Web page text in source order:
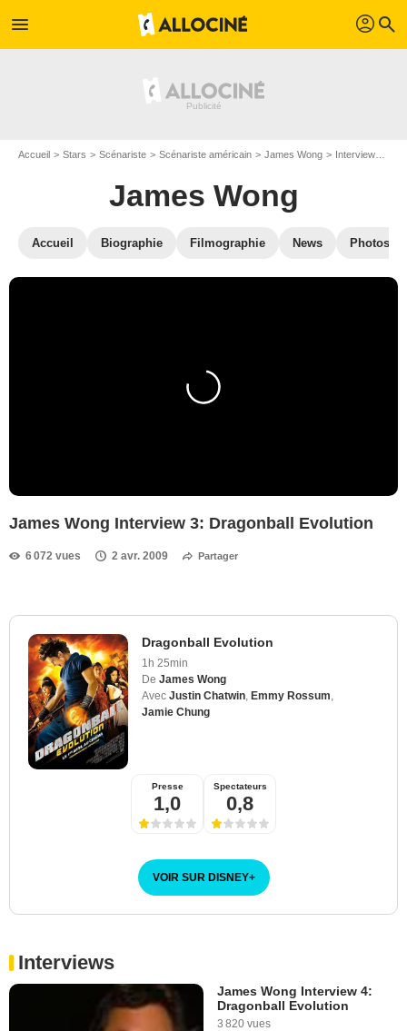
menu profil search
Accueil Stars Scénariste Scénariste américain James Wong Interviews de James Wong
James Wong
Accueil Biographie Filmographie News Photos
James Wong Interview 3: Dragonball Evolution
6 072 vues 2 avr. 2009 Partager
Dragonball Evolution
1h 25min
De James Wong
Avec Justin Chatwin Emmy Rossum
Jamie Chung
Presse
1,0
Spectateurs
0,8
VOIR SUR DISNEY+
Interviews
James Wong Interview 4:
Dragonball Evolution
3 820 vues